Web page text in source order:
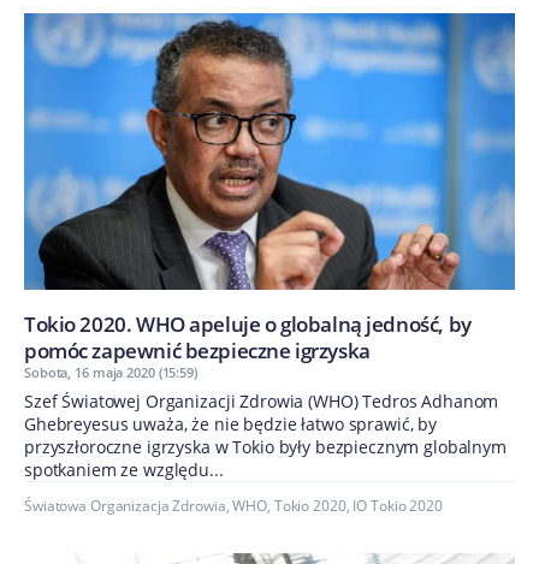
Tokio 2020. WHO apeluje o globalną jedność, by
pomóc zapewnić bezpieczne igrzyska
Sobota, 16 maja 2020 (15:59)
Szef Światowej Organizacji Zdrowia (WHO) Tedros Adhanom
Ghebreyesus uważa, że nie będzie łatwo sprawić, by
przyszłoroczne igrzyska w Tokio były bezpiecznym globalnym
spotkaniem ze względu...
Światowa Organizacja Zdrowia,WHO, Tokio 2020, IO Tokio 2020